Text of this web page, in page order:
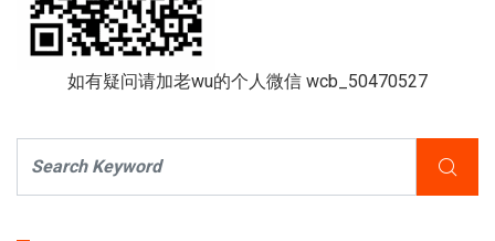
如有疑问请加老wu的个人微信 wcb_50470527